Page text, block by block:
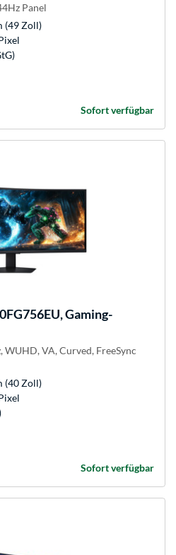
Panel
(49 Zoll)
Sofort verfügbar
Gaming-
WUHD, VA, Curved, FreeSync
(40 Zoll)
Sofort verfügbar